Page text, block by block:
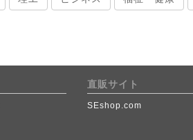
直販サイト
SEshop.com